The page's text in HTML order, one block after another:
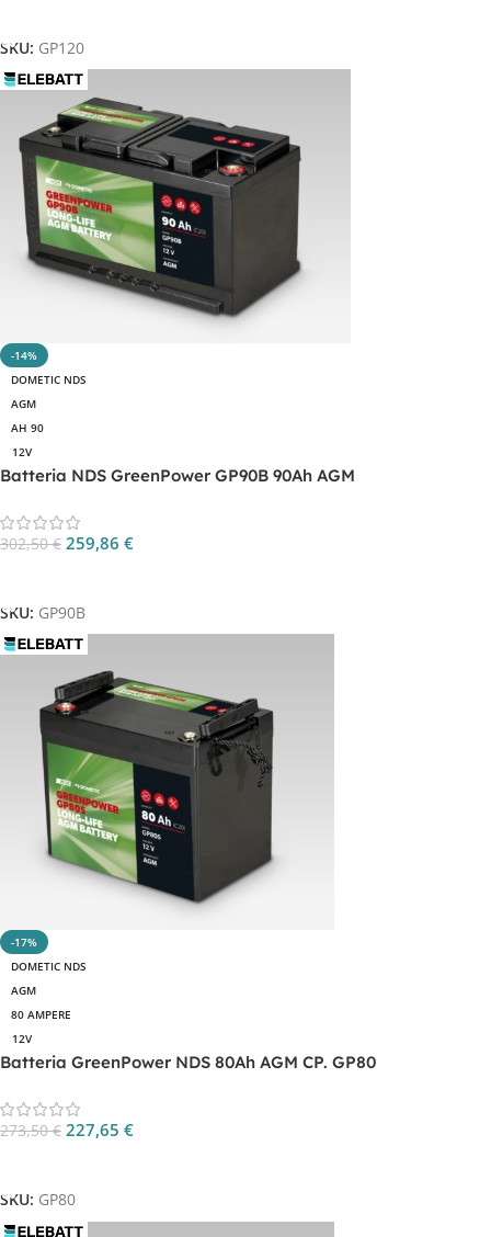
SKU: GP120
-14%
DOMETIC NDS
AGM
AH 90
12V
Batteria NDS GreenPower GP90B 90Ah AGM
302,50€ 259,86 €
SKU: GP90B
-17%
DOMETIC NDS
AGM
80 AMPERE
12V
Batteria GreenPower NDS 80Ah AGM CP. GP80
273,50€ 227,65 €
SKU: GP80